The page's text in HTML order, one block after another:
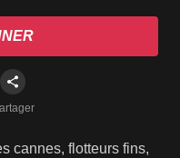
cannes, flotteurs fins,